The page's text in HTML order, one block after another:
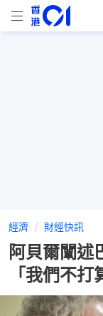
經濟 財經快訊
阿貝爾闡
「我們不打